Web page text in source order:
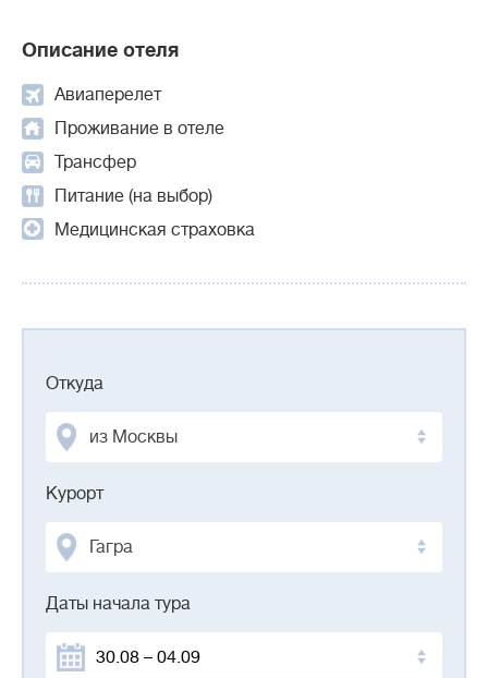
Описание отеля
Авиаперелет
Проживание в отеле
Трансфер
Питание (на выбор)
Медицинская страховка
Откуда
из Москвы
Курорт
Гагра
Даты начала тура